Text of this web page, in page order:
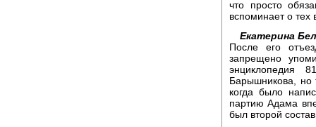
что просто
вспоминает о тех
Екатерина
После его
запрещено
энциклопедия
Барышникова, но
когда было
партию Адама
был второй